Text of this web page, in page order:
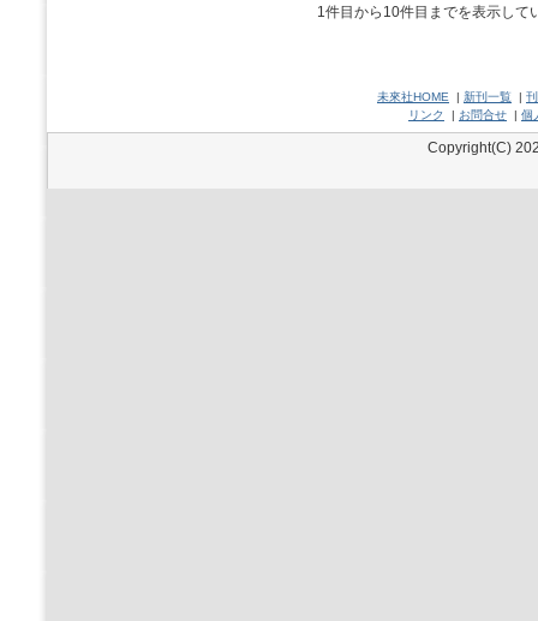
1件目から10件目までを表示して
未來社HOME | 新刊一覧 |
リンク
| お問合せ | 個
Copyright(C)